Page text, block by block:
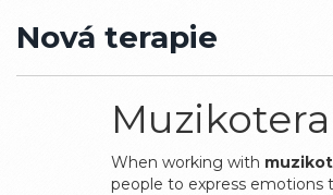
Nová terapie
When working with
people to express emotions